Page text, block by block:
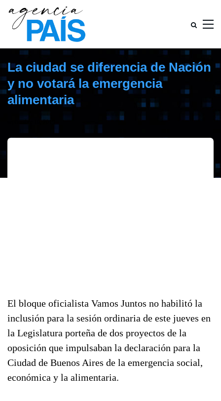
La ciudad se diferencia de Nación
y no votará la emergencia
alimentaria
septiembre 19, 2019
El bloque oficialista Vamos Juntos no habilitó la
inclusión para la sesión ordinaria de este jueves en
la Legislatura porteña de dos proyectos de la
oposición que impulsaban la declaración para la
Ciudad de Buenos Aires de la emergencia social,
económica y la alimentaria.